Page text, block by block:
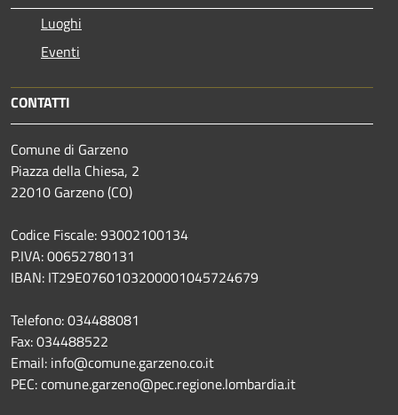
Luoghi
Eventi
CONTATTI
Comune di Garzeno
Piazza della Chiesa, 2
22010 Garzeno (CO)
Codice Fiscale: 93002100134
P.IVA: 00652780131
IBAN: IT29E0760103200001045724679
Telefono: 034488081
Fax: 034488522
Email: info@comune.garzeno.co.it
PEC: comune.garzeno@pec.regione.lombardia.it